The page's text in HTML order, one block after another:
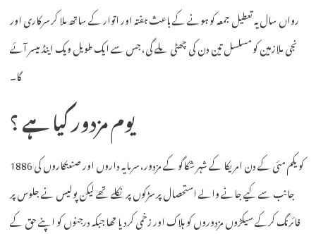
رواں سال یہ تعطیل جمعہ کو ہونے کے باعث ہفتہ اور اتوار کے ساتھ ملا کر سرکاری اور
نجی ملازمین کو مسلسل تین دن کی چھٹی ملے گی، جس سے ایک طویل ویک اینڈ میسر آئے
گا۔
یوم مزدور کیا ہے ؟
1886 کو یکم مئی کے دن امریکا کے شہر شکاگو کے مزدور، سرمایہ داروں اور صنعتکاروں کی
جانب سے کیے جانے والے استحصال پر سڑکوں پر نکلے تھے لیکن پولیس نے جلوس پر
فائرنگ کرکے سیکڑوں مزدوروں کو ہلاک اور زخمی کردیا تھا جبکہ درجنوں کو اپنے حق کے